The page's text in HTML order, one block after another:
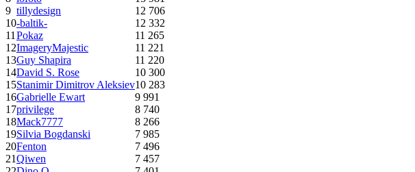
9 tillydesign
12 706
10-baltik-
12 332
11 Pokaz
11 265
12ImageryMajestic
11 221
13Guy Shapira
11 220
14David S. Rose
10 300
15Stanimir Dimitrov Aleksiev10 283
16Gabrielle Ewart
9 991
17privilege
8 740
18Mack7777
8 266
19Silvia Bogdanski
7 985
20Fenton
7 496
21Qiwen
7 457